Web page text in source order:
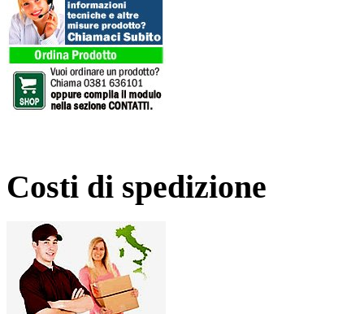
Costi di spedizione